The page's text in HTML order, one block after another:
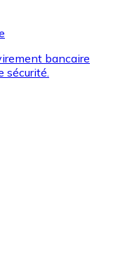
pour acheter
vos marques
bancaire